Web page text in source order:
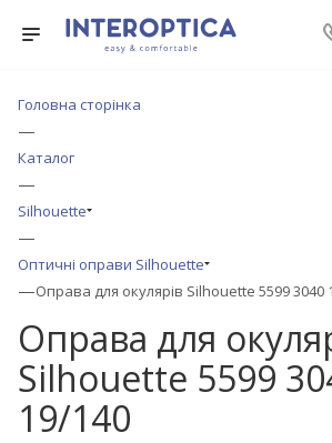
Головна сторінка
—
Каталог
—
Silhouette
—
Оптичні оправи Silhouette
—Оправа для окулярів Silhouette 5599 3040
Оправа для
Silhouette 5599
19/140